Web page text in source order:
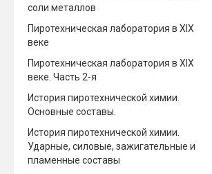
соли металлов
Пиротехническая лаборатория в XIX
веке
Пиротехническая лаборатория в XIX
веке. Часть 2-я
История пиротехнической химии.
Основные составы.
История пиротехнической химии.
Ударные, силовые, зажигательные и
пламенные составы